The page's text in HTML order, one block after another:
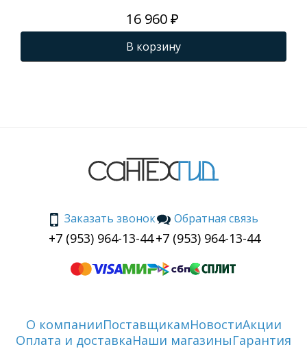
16 960 ₽
В корзину
Заказать звонок
+7 (953) 964-13-44
Обратная связь
+7 (953) 964-13-44
О компанииПоставщикамНовостиАкции
Оплата и доставкаНаши магазиныГарантия